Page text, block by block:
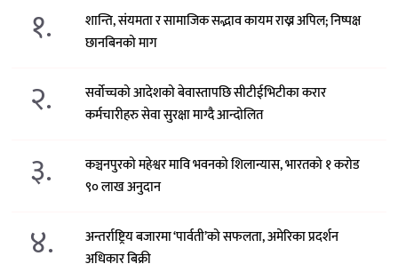
१.
शान्ति, संयमता र सामाजिक सद्भाव कायम राख्न अपिल; निष्पक्ष
छानबिनको माग
२.
सर्वोच्चको आदेशको बेवास्तापछि सीटीईभिटीका करार
कर्मचारीहरु सेवा सुरक्षा माग्दै आन्दोलित
३.
कञ्चनपुरको महेश्वर मावि भवनको शिलान्यास, भारतको १ करोड
९० लाख अनुदान
४.
अन्तर्राष्ट्रिय बजारमा ‘पार्वती’को सफलता, अमेरिका प्रदर्शन
अधिकार बिक्री